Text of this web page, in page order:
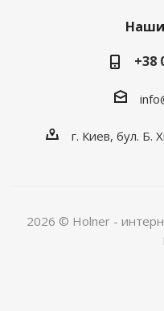
+38
г. Киев, бул. Б.
2026 © Holner -